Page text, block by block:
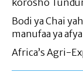
korosho
Bodi ya Chai
manufaa ya afya
Africa’s Agri-